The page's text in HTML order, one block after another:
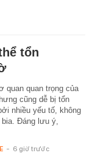
tổn
quan quan trọng của
cũng dễ bị tổn
nhiều yếu tố, không
Đáng lưu ý,
- 6 giờ trước